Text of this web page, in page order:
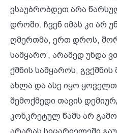
ვსაუბრობდეთ არა
დროში. ჩვენ იმას კი არ
ღმერთმა, ერთ დროს,
სამყარო’, არამედ უნდა
ქმნის სამყაროს, გვქმნის
ახლა და ასე იყო
შემოქმედი თავის
კონკრეტულ წამს არ